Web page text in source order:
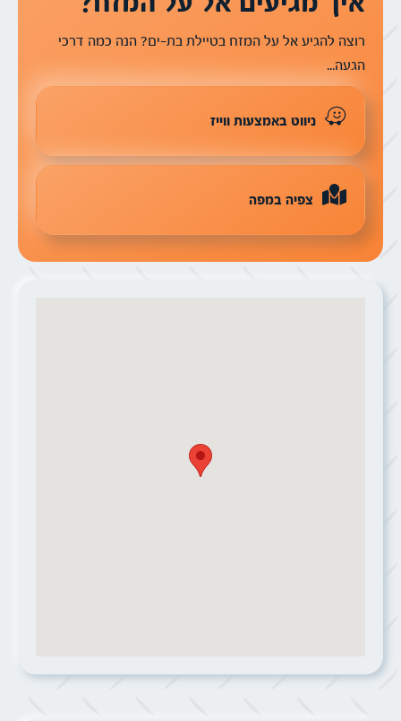
רוצה להגיע אל על המזח בטיילת בת-ים? הנה כמה דרכי
הגעה...
ניווט באמצעות ווייז
צפיה במפה